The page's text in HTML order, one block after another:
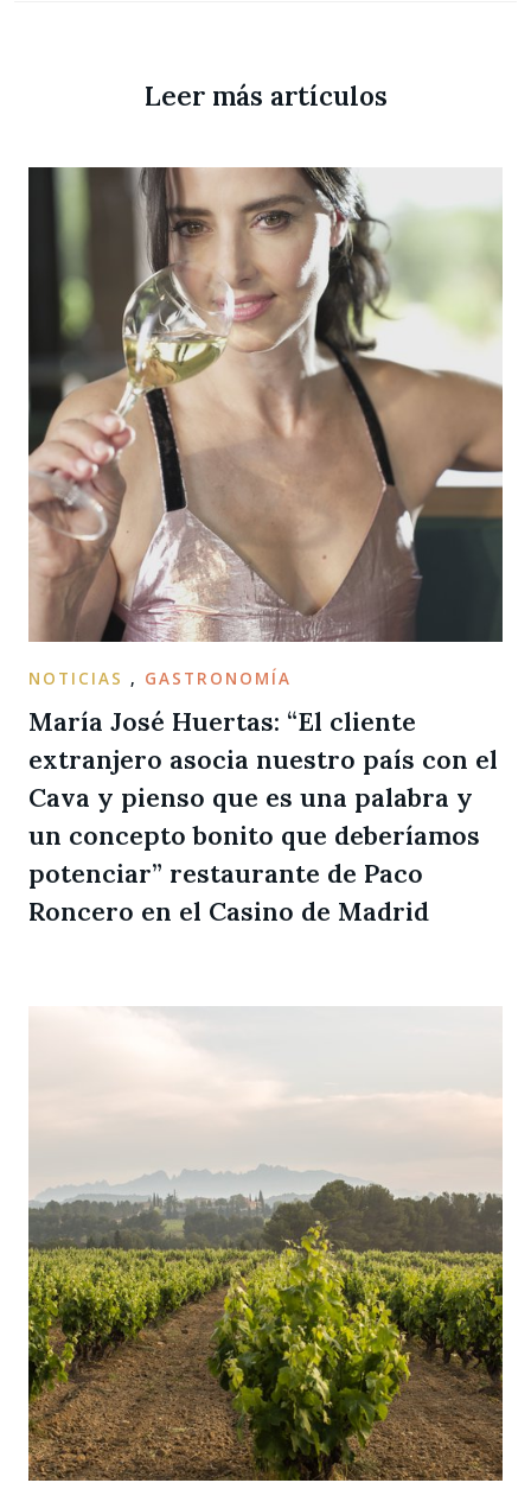
Leer más artículos
NOTICIAS , GASTRONOMÍA
María José Huertas: “El cliente
extranjero asocia nuestro país con el
Cava y pienso que es una palabra y
un concepto bonito que deberíamos
potenciar” restaurante de Paco
Roncero en el Casino de Madrid